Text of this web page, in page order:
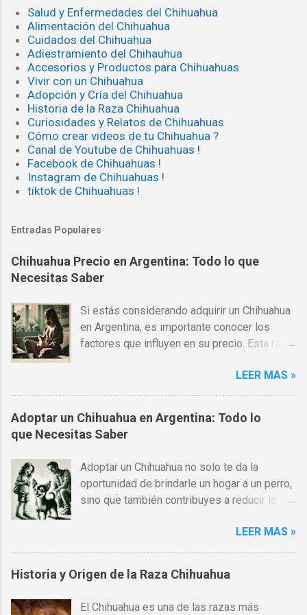
Salud y Enfermedades del Chihuahua
Alimentación del Chihuahua
Cuidados del Chihuahua
Adiestramiento del Chihauhua
Accesorios y Productos para Chihuahuas
Vivir con un Chihuahua
Adopción y Cría del Chihuahua
Historia de la Raza Chihuahua
Curiosidades y Relatos de Chihuahuas
Cómo crear videos de tu Chihuahua ?
Canal de Youtube de Chihuahuas !
Facebook de Chihuahuas !
Instagram de Chihuahuas !
tiktok de Chihuahuas !
Entradas Populares
Chihuahua Precio en Argentina: Todo lo que
Necesitas Saber
Si estás considerando adquirir un Chihuahua
en Argentina, es importante conocer los
factores que influyen en su precio. Esta raza
mundo, gracias a su pequeño tamaño,
carácter afectuoso y gran lealtad hacia sus
dueños. Sin embargo, los costos pueden
variar significativamente dependiendo de
varios factores como la calidad del criador,
largo) y otros aspectos. Si estás
comparando entre comprar o adoptar, te
recomendamos leer nuestro artículo Adoptar
un Chihuahua en Argentina: Todo lo que
Chihuahua Precio de un Chihuahua según el
Costos adicionales al adquirir un Chihuahua
LEER MAS »
Adoptar un Chihuahua en Argentina: Todo lo
que Necesitas Saber
Adoptar un Chihuahua no solo te da la
oportunidad de brindarle un hogar a un perro,
sino que también contribuyes a reducir la
hay muchas opciones para adoptar un
Chihuahua a través de refugios y
organizaciones dedicadas al bienestar
animal. La adopción es una alternativa
LEER MAS »
Historia y Origen de la Raza Chihuahua
El Chihuahua es una de las razas más